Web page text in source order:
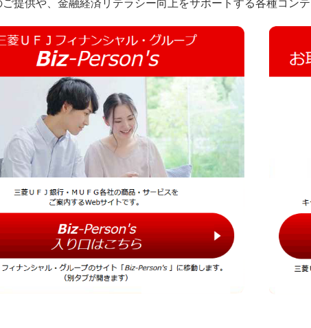
提供や、金融経済リテラシー向上をサポートする各種コン